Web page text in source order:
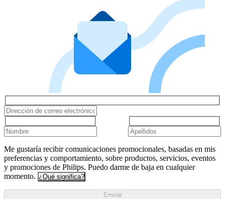
Me gustaría recibir comunicaciones promocionales, basadas en mis
preferencias y comportamiento, sobre productos, servicios, eventos
y promociones de Philips. Puedo darme de baja en cualquier
momento. ¿Qué significa?
Enviar